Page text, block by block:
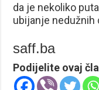
da je nekoliko
ubijanje nedužnih
saff.ba
Podijelite ovaj